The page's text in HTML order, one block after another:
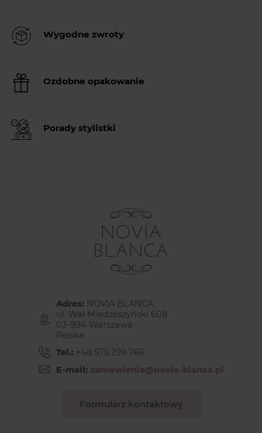
Wygodne zwroty
Ozdobne opakowanie
Porady stylistki
Adres: NOVIA BLANCA
ul. Wał Miedzeszyński 608
03-994 Warszawa
Polska
Tel.: +48 575 299 766
E-mail: zamowienia@novia-blanca.pl
Formularz kontaktowy